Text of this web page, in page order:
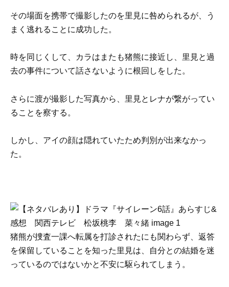
その場面を携帯で撮影したのを里見に咎められるが、う
まく逃れることに成功した。
時を同じくして、カラはまたも猪熊に接近し、里見と過
去の事件について話さないように根回しをした。
さらに渡が撮影した写真から、里見とレナが繋がってい
ることを察する。
しかし、アイの顔は隠れていたため判別が出来なかっ
た。
猪熊が捜査一課へ転属を打診されたにも関わらず、返答
を保留していることを知った里見は、自分との結婚を迷
っているのではないかと不安に駆られてしまう。